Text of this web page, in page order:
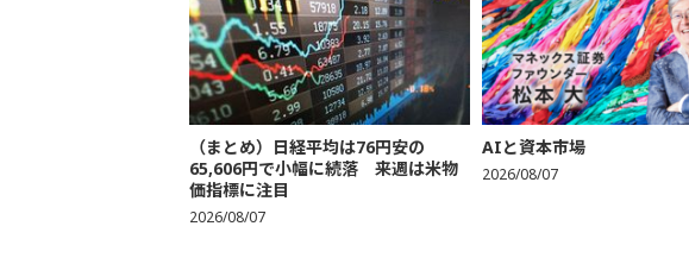
（まとめ）日経平均は76円安の
65,606円で小幅に続落 来週は米物
価指標に注目
2026/08/07
AIと資本市場
2026/08/07